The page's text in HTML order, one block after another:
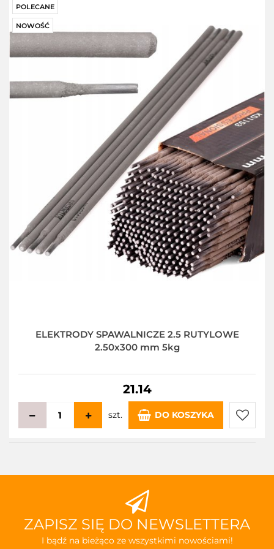
POLECANE
NOWOŚĆ
ELEKTRODY SPAWALNICZE 2.5 RUTYLOWE
2.50x300 mm 5kg
21.14
szt. DO KOSZYKA
Do
ZAPISZ SIĘ DO NEWSLETTERA
I bądź na bieżąco ze wszystkimi nowościami!